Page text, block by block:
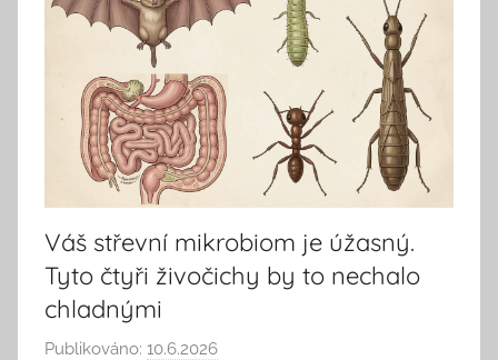
Váš střevní mikrobiom je úžasný.
Tyto čtyři živočichy by to nechalo
chladnými
Publikováno: 10.6.2026